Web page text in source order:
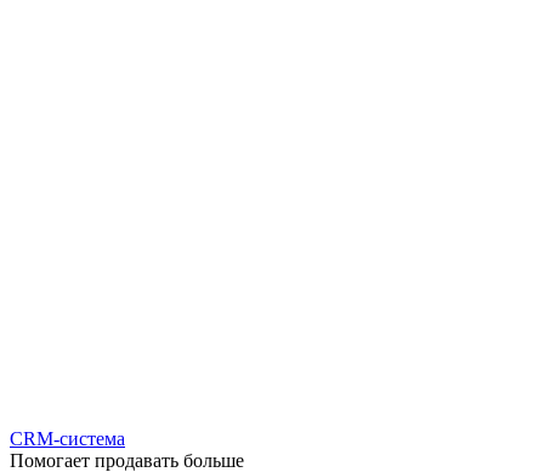
CRM-система
Помогает продавать больше